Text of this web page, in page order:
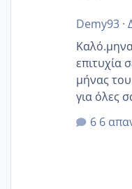
Demy93·
επιτυχία
μήνας
για όλες
@Elk
@Zenia z
6